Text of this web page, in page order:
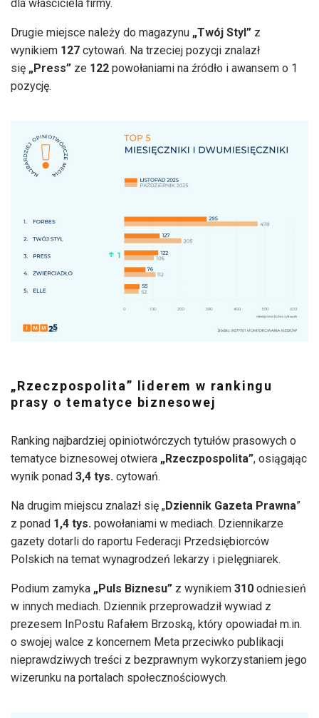
dla właściciela firmy.
Drugie miejsce należy do magazynu „Twój Styl” z
wynikiem 127 cytowań. Na trzeciej pozycji znalazł
się „Press” ze 122 powołaniami na źródło i awansem o 1
pozycję.
„Rzeczpospolita” liderem w rankingu
prasy o tematyce biznesowej
Ranking najbardziej opiniotwórczych tytułów prasowych o
tematyce biznesowej otwiera „Rzeczpospolita”, osiągając
wynik ponad 3,4 tys. cytowań.
Na drugim miejscu znalazł się „Dziennik Gazeta Prawna”
z ponad 1,4 tys. powołaniami w mediach. Dziennikarze
gazety dotarli do raportu Federacji Przedsiębiorców
Polskich na temat wynagrodzeń lekarzy i pielęgniarek.
Podium zamyka „Puls Biznesu” z wynikiem 310 odniesień
w innych mediach. Dziennik przeprowadził wywiad z
prezesem InPostu Rafałem Brzoską, który opowiadał m.in.
o swojej walce z koncernem Meta przeciwko publikacji
nieprawdziwych treści z bezprawnym wykorzystaniem jego
wizerunku na portalach społecznościowych.